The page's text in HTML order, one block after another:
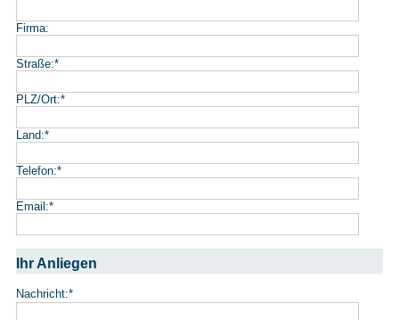
Firma:
Straße:*
PLZ/Ort:*
Land:*
Telefon:*
Email:*
Ihr Anliegen
Nachricht:*